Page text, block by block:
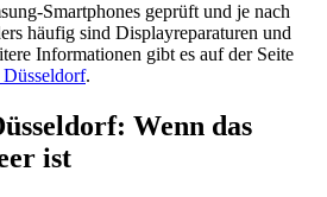
Smartphones geprüft und je nach
häufig sind Displayreparaturen und
Informationen gibt es auf der Seite
Düsseldorf.
Wenn das
ist